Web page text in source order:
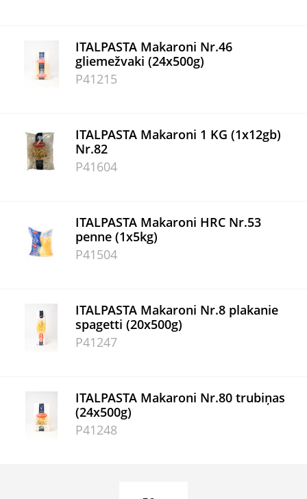
ITALPASTA Makaroni Nr.46
gliemežvaki (24x500g)
P41215
ITALPASTA Makaroni 1 KG (1x12gb)
Nr.82
P41604
ITALPASTA Makaroni HRC Nr.53
penne (1x5kg)
P41504
ITALPASTA Makaroni Nr.8 plakanie
spagetti (20x500g)
P41247
ITALPASTA Makaroni Nr.80 trubiņas
(24x500g)
P41248